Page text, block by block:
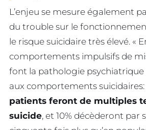
L’enjeu se mesure également
du trouble sur le
le risque suicidaire très élevé. «
comportements impulsifs de
font la pathologie psychiatrique
aux comportements suicidaires:
patients feront de multiples
suicide, et 10% décèderont par